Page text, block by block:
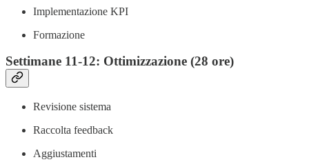
Implementazione KPI
Formazione
Settimane 11-12: Ottimizzazione (28 ore)
Revisione sistema
Raccolta feedback
Aggiustamenti